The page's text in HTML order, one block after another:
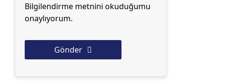
Bilgilendirme metnini okuduğumu
onaylıyorum.
Gönder